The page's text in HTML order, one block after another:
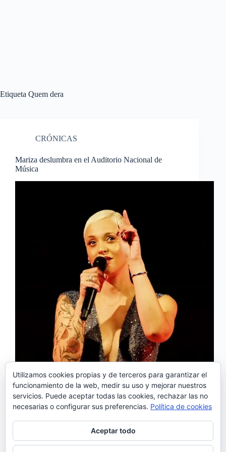
Etiqueta Quem dera
CRÓNICAS
Mariza deslumbra en el Auditorio Nacional de
Música
La Sala Sinfónica del Auditorio Nacional de Música
recibía ayer a Mariza con el cartel de entradas
agotadas. Presentaba por primera vez en la capital su
nuevo trabajo, el homónimo y rotundo
«Mariza» dentro del ciclo Fronteras, y como
Noemí Sánchez
26/11/2018
4 comentarios
Utilizamos cookies propias y de terceros para garantizar el
funcionamiento de la web, medir su uso y mejorar nuestros
servicios. Puede aceptar todas las cookies, rechazar las no
necesarias o configurar sus preferencias. Política de cookies
Aceptar todo